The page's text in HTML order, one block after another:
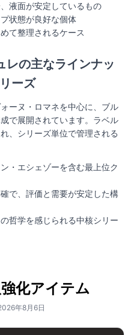
液面が安定しているもの
状態が良好な個体
て整理されるケース
レの主なラインナッ
ーズ
ーヌ・ロマネを中心に、ブル
で展開されています。ラベル
、シリーズ単位で管理される
・エシェゾーを含む最上位ク
で、評価と需要が安定した構
哲学を感じられる中核シリー
化アイテム
年8月6日